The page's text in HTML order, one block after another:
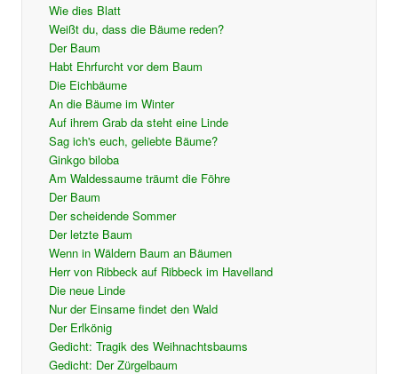
Wie dies Blatt
Weißt du, dass die Bäume reden?
Der Baum
Habt Ehrfurcht vor dem Baum
Die Eichbäume
An die Bäume im Winter
Auf ihrem Grab da steht eine Linde
Sag ich's euch, geliebte Bäume?
Ginkgo biloba
Am Waldessaume träumt die Föhre
Der Baum
Der scheidende Sommer
Der letzte Baum
Wenn in Wäldern Baum an Bäumen
Herr von Ribbeck auf Ribbeck im Havelland
Die neue Linde
Nur der Einsame findet den Wald
Der Erlkönig
Gedicht: Tragik des Weihnachtsbaums
Gedicht: Der Zürgelbaum